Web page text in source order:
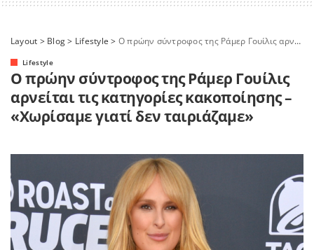
Layout > Blog> Lifestyle > Ο πρώην σύντροφος της Ράμερ Γουίλις αρνείται τις κατηγορίες κακοποίησης – «Χωρίσαμε γιατί δεν ταιριάζαμε»
Lifestyle
Ο πρώην σύντροφος της Ράμερ Γουίλις
αρνείται τις κατηγορίες κακοποίησης –
«Χωρίσαμε γιατί δεν ταιριάζαμε»